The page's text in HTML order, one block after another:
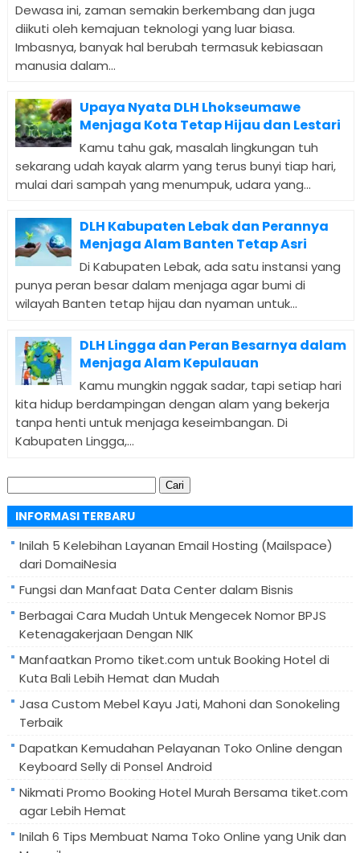
Dewasa ini, zaman semakin berkembang dan juga
diikuti oleh kemajuan teknologi yang luar biasa.
Imbasnya, banyak hal berubah termasuk kebiasaan
manusia dalam...
Upaya Nyata DLH Lhokseumawe
Menjaga Kota Tetap Hijau dan Lestari
Kamu tahu gak, masalah lingkungan tuh
sekarang udah kayak alarm yang terus bunyi tiap hari,
mulai dari sampah yang menumpuk, udara yang...
DLH Kabupaten Lebak dan Perannya
Menjaga Alam Banten Tetap Asri
Di Kabupaten Lebak, ada satu instansi yang
punya peran besar dalam menjaga agar bumi di
wilayah Banten tetap hijau dan nyaman untuk...
DLH Lingga dan Peran Besarnya dalam
Menjaga Alam Kepulauan
Kamu mungkin nggak sadar, tapi setiap hari
kita hidup berdampingan dengan alam yang bekerja
tanpa henti untuk menjaga keseimbangan. Di
Kabupaten Lingga,...
Cari
untuk:
INFORMASI TERBARU
Inilah 5 Kelebihan Layanan Email Hosting (Mailspace)
dari DomaiNesia
Fungsi dan Manfaat Data Center dalam Bisnis
Berbagai Cara Mudah Untuk Mengecek Nomor BPJS
Ketenagakerjaan Dengan NIK
Manfaatkan Promo tiket.com untuk Booking Hotel di
Kuta Bali Lebih Hemat dan Mudah
Jasa Custom Mebel Kayu Jati, Mahoni dan Sonokeling
Terbaik
Dapatkan Kemudahan Pelayanan Toko Online dengan
Keyboard Selly di Ponsel Android
Nikmati Promo Booking Hotel Murah Bersama tiket.com
agar Lebih Hemat
Inilah 6 Tips Membuat Nama Toko Online yang Unik dan